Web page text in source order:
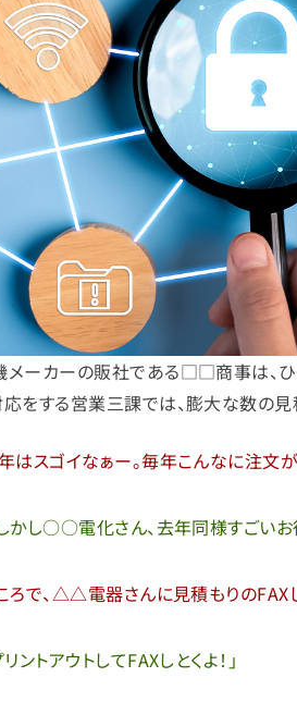
ーカーの販社である□□商事は、
をする営業三課では、膨大な数の
はスゴイなぁー。毎年こんなに注文
かし○○電化さん、去年同様すごい
ろで、△△電器さんに見積もりのFAX
ントアウトしてFAXしとくよ！」